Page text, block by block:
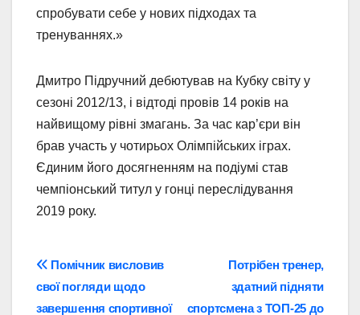
спробувати себе у нових підходах та
тренуваннях.»
Дмитро Підручний дебютував на Кубку світу у
сезоні 2012/13, і відтоді провів 14 років на
найвищому рівні змагань. За час кар’єри він
брав участь у чотирьох Олімпійських іграх.
Єдиним його досягненням на подіумі став
чемпіонський титул у гонці переслідування
2019 року.
Навігація
записів
Потрібен тренер,
здатний підняти
спортсмена з ТОП-25 до
Помічник висловив
свої погляди щодо
завершення спортивної